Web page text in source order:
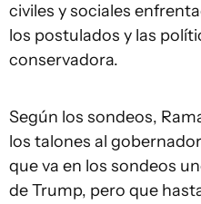
civiles y sociales
los postulados y las
conservadora.
Según los sondeos,
los talones al
que va en los sondeos
de Trump, pero que